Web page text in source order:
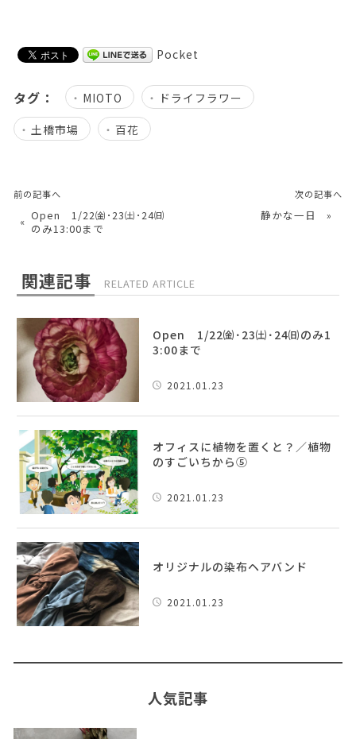
Pocket
タグ： MIOTO
ドライフラワー
土橋市場
百花
前の記事へ
« Open 1/22㈮･23㈯･24㈰
のみ13:00まで
次の記事へ
静かな一日 »
関連記事 RELATED ARTICLE
Open 1/22㈮･23㈯･24㈰のみ1
3:00まで
2021.01.23
オフィスに植物を置くと？／植物
のすごいちから⑤
2021.01.23
オリジナルの染布ヘアバンド
2021.01.23
人気記事